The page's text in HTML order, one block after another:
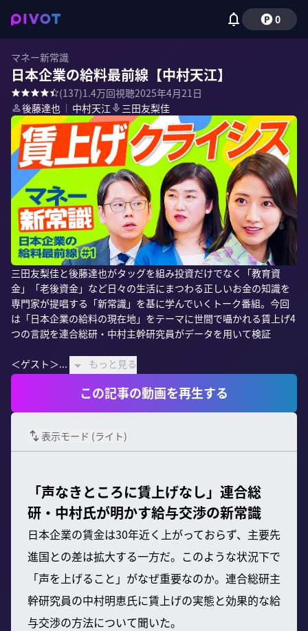
0
マネー新常識
日本企業の給料最前線【中村天江】
(137)1.4万回視聴2025年4月21日
後藤達也 ｜ 中村天江 三田友梨佳
三田友梨佳と後藤達也がタッグを組み投資だけでなく「教育資
金」「老後資金」など日々の生活にまつわる正しいお金の知識を
専門家が提唱する「新常識」を基に学んでいくトーク番組。今回
は「日本企業の給料の現在地」をテーマに世間で囁かれる賃上げ4
つの言説を連合総研・中村主幹研究員がデータを用いて検証
＜ゲスト＞... もっと見る
この記事の動画を再生する
表示モード (ライト)
「声なきところに賃上げなし」連合総
研・中村氏が明かす給与交渉の新常識
日本企業の賃金は30年近く上がっておらず、主要先
進国との差は拡大する一方だ。このような状況下で
「声を上げること」がなぜ重要なのか。連合総研主
幹研究員の中村明恵氏に賃上げの実態と効果的な給
与交渉の方法について聞いた。